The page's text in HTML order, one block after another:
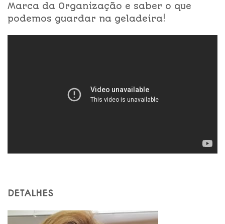
Marca da Organização e saber o que
podemos guardar na geladeira!
DETALHES